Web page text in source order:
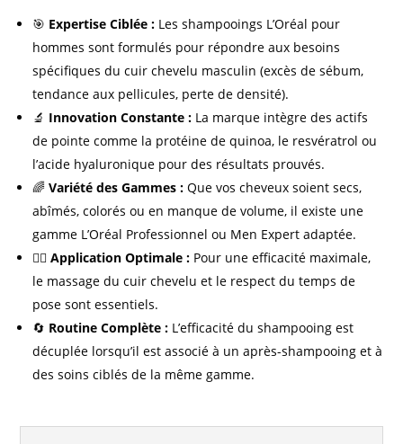
🎯 Expertise Ciblée : Les shampooings L’Oréal pour
hommes sont formulés pour répondre aux besoins
spécifiques du cuir chevelu masculin (excès de sébum,
tendance aux pellicules, perte de densité).
🔬 Innovation Constante : La marque intègre des actifs
de pointe comme la protéine de quinoa, le resvératrol ou
l’acide hyaluronique pour des résultats prouvés.
🌈Variété des Gammes : Que vos cheveux soient secs,
abîmés, colorés ou en manque de volume, il existe une
gamme L’Oréal Professionnel ou Men Expert adaptée.
💆‍♂️Application Optimale : Pour une efficacité maximale,
le massage du cuir chevelu et le respect du temps de
pose sont essentiels.
🔄 Routine Complète : L’efficacité du shampooing est
décuplée lorsqu’il est associé à un après-shampooing et à
des soins ciblés de la même gamme.